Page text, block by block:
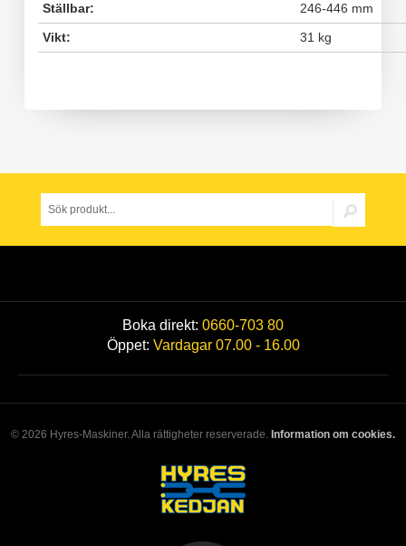
Ställbar:
246-446 mm
Vikt:
31 kg
Boka direkt: 0660-703 80
Öppet: Vardagar 07.00 - 16.00
© 2026 Hyres-Maskiner. Alla rättigheter reserverade. Information om cookies.